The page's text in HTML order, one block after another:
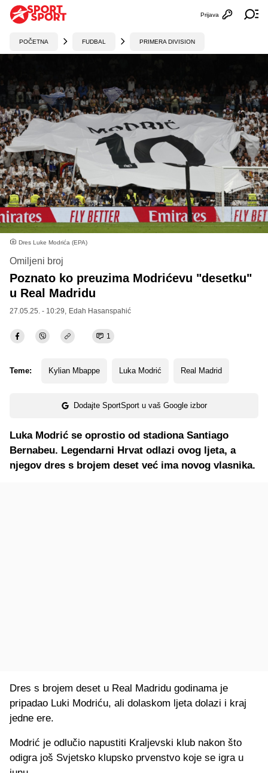
Otvori
Prijava
POČETNA FUDBAL PRIMERA DIVISION
Dres Luke Modrića (EPA)
Omiljeni broj
Poznato ko preuzima Modrićevu "desetku"
u Real Madridu
27.05.25. - 10:29, Edah Hasanspahić
1
Teme: Kylian Mbappe Luka Modrić Real Madrid
Dodajte SportSport u vaš Google izbor
Luka Modrić se oprostio od stadiona Santiago
Bernabeu. Legendarni Hrvat odlazi ovog ljeta, a
njegov dres s brojem deset već ima novog vlasnika.
Dres s brojem deset u Real Madridu godinama je
pripadao Luki Modriću, ali dolaskom ljeta dolazi i kraj
jedne ere.
Modrić je odlučio napustiti Kraljevski klub nakon što
odigra još Svjetsko klupsko prvenstvo koje se igra u